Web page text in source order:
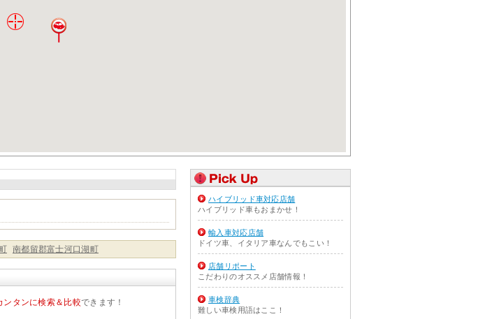
南都留郡富士河口湖町
ンタンに検索＆比較できます！
ハイブリッド車対応店舗
ハイブリッド車もおまかせ！
輸入車対応店舗
ドイツ車、イタリア車なんでもこい！
店舗リポート
こだわりのオススメ店舗情報！
車検辞典
難しい車検用語はここ！